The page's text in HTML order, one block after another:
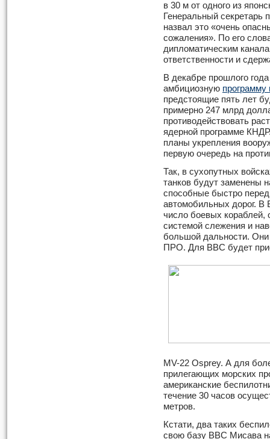
в 30 м от одного из
Генеральный секретарь
назвал это «очень
сожаления». По его
дипломатическим
ответственности и
В декабре прошлого
амбициозную программу
предстоящие пять лет
примерно 247 млрд
противодействовать
ядерной программе
планы укрепления
первую очередь на
Так, в сухопутных
танков будут заменены
способные быстро
автомобильных дорог.
число боевых кораблей,
системой слежения и
большой дальности.
ПРО. Для ВВС будет
MV-22 Osprey. А для
прилегающих морских
американские
течение 30 часов
метров.
Кстати, два таких
свою базу ВВС Мисава